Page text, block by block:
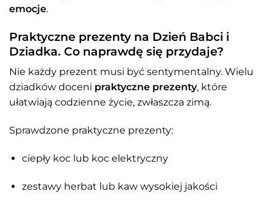
emocje.
Praktyczne prezenty na Dzień Babci i
Dziadka. Co naprawdę się przydaje?
Nie każdy prezent musi być sentymentalny. Wielu
dziadków doceni praktyczne prezenty, które
ułatwiają codzienne życie, zwłaszcza zimą.
Sprawdzone praktyczne prezenty:
ciepły koc lub koc elektryczny
zestawy herbat lub kaw wysokiej jakości